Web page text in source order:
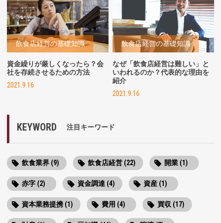
飲食店経営の基礎知識
資金繰りが厳しくなったら？会
社を存続させるための方法
2021.9.16
飲食店経営の基礎知識
なぜ「飲食店経営は難しい」と
いわれるのか？代表的な理由を
紹介
2021.9.16
KEYWORD 注目キーワード
飲食業界 (9) 飲食店経営 (22) 開業 (1)
赤字 (2) 資金調達 (4) 資産 (1)
資本業務提携 (1) 費用 (4) 買収 (17)